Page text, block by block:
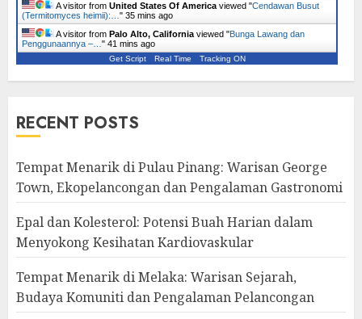
A visitor from United States Of America viewed "Cendawan Busut
(Termitomyces heimii):… " 35 mins ago
A visitor from Palo Alto, California viewed "Bunga Lawang dan
Penggunaannya –… " 41 mins ago
Get Script Real Time Tracking ON
RECENT POSTS
Tempat Menarik di Pulau Pinang: Warisan George
Town, Ekopelancongan dan Pengalaman Gastronomi
Epal dan Kolesterol: Potensi Buah Harian dalam
Menyokong Kesihatan Kardiovaskular
Tempat Menarik di Melaka: Warisan Sejarah,
Budaya Komuniti dan Pengalaman Pelancongan